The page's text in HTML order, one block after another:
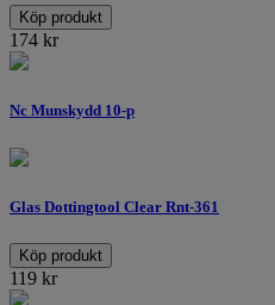
Köp produkt
174 kr
Nc Munskydd 10-p
Glas Dottingtool Clear Rnt-361
Köp produkt
119 kr